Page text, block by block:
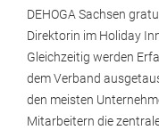
DEHOGA Sachsen
Direktorin im Holiday
Gleichzeitig werden
dem Verband
den meisten
Mitarbeitern die